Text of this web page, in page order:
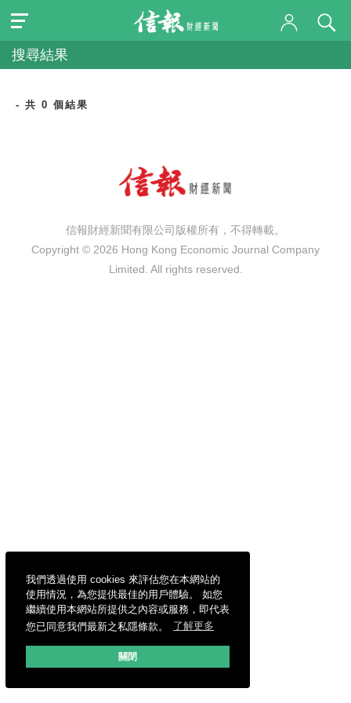
我們透過使用 cookies 來評估您在本網站的
使用情況，為您提供最佳的用戶體驗。 如您
繼續使用本網站所提供之內容或服務，即代表
您已同意我們最新之私隱條款。
了解更多
關閉
搜尋結果
- 共 0 個結果
信報財經新聞有限公司版權所有，不得轉載。
Copyright © 2026 Hong Kong Economic Journal Company
Limited. All rights reserved.